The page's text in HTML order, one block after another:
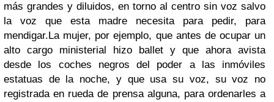
más grandes y diluidos, en torno al centro sin voz salvo
la voz que esta madre necesita para pedir, para
mendigar.La mujer, por ejemplo, que antes de ocupar un
alto cargo ministerial hizo ballet y que ahora avista
desde los coches negros del poder a las inmóviles
estatuas de la noche, y que usa su voz, su voz no
registrada en rueda de prensa alguna, para ordenarles a